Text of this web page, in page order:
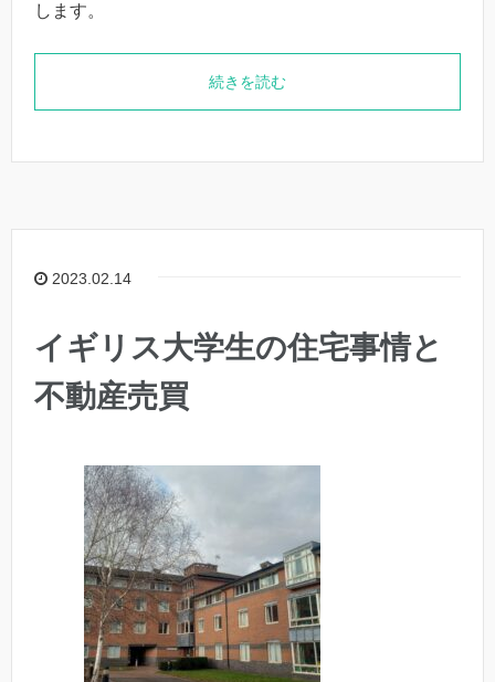
します。
続きを読む
2023.02.14
イギリス大学生の住宅事情と
不動産売買